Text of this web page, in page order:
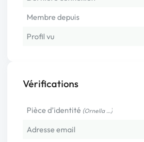
Membre depuis
Profil vu
Vérifications
Pièce d’identité (Ornella …)
Adresse email